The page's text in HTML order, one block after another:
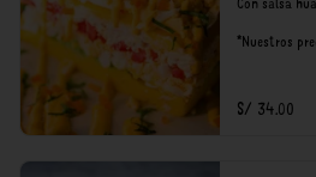
*Nuestros
S/ 34.00